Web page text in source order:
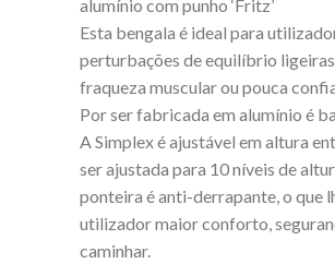
alumínio com punho ‘Fritz’
Esta bengala é ideal para
perturbações de equilíbrio
fraqueza muscular ou pouca
Por ser fabricada em alumínio é
A Simplex é ajustável em altura
ser ajustada para 10 níveis de
ponteira é anti-derrapante, o que
utilizador maior conforto,
caminhar.